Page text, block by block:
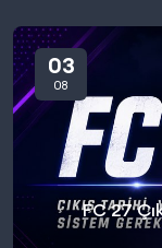
03
08
FC 27